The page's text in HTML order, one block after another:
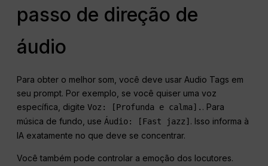
passo de direção de
áudio
Para obter o melhor som, você deve usar Audio Tags em
seu prompt. Por exemplo, se você quiser uma voz
específica, digiteVoz: [Profunda e calma]. . Para
música de fundo, useÁudio: [Fast jazz] . Isso informa à
IA exatamente no que deve se concentrar.
Você também pode controlar a emoção dos locutores.